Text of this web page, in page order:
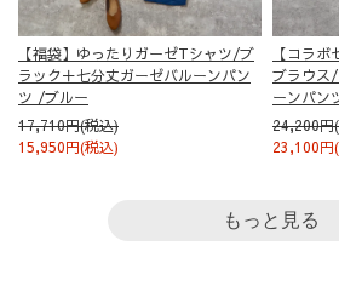
【福袋】ゆったりガーゼTシャツ/ブ
ラック＋七分丈ガーゼバルーンパン
ツ /ブルー
17,710円(税込)
15,950円(税込)
【コラ
ブラウス
ーンパン
24,200円
23,100円
もっと見る